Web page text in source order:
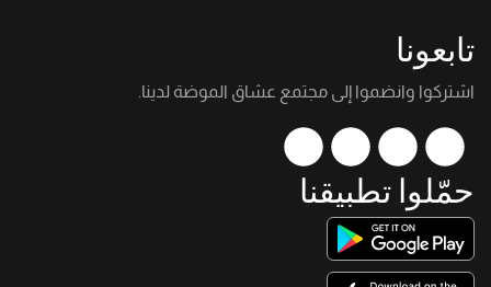
تابعونا
اشتركوا وانضموا إلى مجتمع عشاق الموضة لدينا.
حمّلوا تطبيقنا